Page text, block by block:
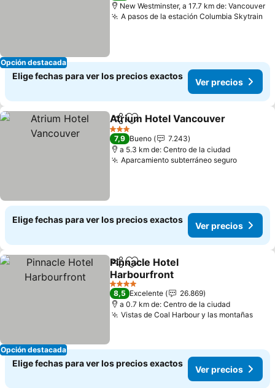
Opción destacada
New Westminster, a 17.7 km de: Vancouver
A pasos de la estación Columbia Skytrain
Elige fechas para ver los precios exactos
Ver precios
CompartirAgregar a favoritos
Atrium Hotel Vancouver
3 Estrellas
7,9 Bueno
7.243
a 5.3 km de: Centro de la ciudad
Aparcamiento subterráneo seguroVer
Elige fechas para ver los precios exactos
Ver precios
Opción destacada
CompartirAgregar a favoritos
Pinnacle Hotel
Harbourfront
Ver precios
4 Estrellas
8,5 Excelente
26.869
a 0.7 km de: Centro de la ciudad
Vistas de Coal Harbour y las montañasVer
Elige fechas para ver los precios exactos
Ver precios